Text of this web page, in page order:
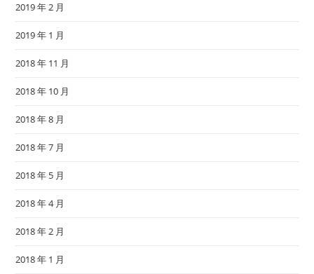
2019 年 2 月
2019 年 1 月
2018 年 11 月
2018 年 10 月
2018 年 8 月
2018 年 7 月
2018 年 5 月
2018 年 4 月
2018 年 2 月
2018 年 1 月